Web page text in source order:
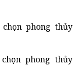
phong thủy
phong thủy